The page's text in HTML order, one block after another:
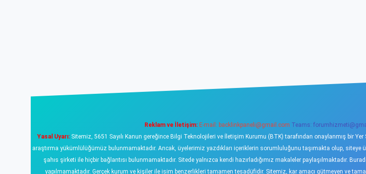
Reklam ve İletişim: E-mail: backlinkpaneli@gmail.com Teams:
Yasal Uyarı:Sitemiz, 5651 Sayılı Kanun gereğince Bilgi Teknolojileri ve İletişim Kurumu (BTK) tarafından onaylanmış bir
araştırma yükümlülüğümüz bulunmamaktadır. Ancak, üyelerimiz yazdıkları içeriklerin sorumluluğunu taşımakta olup,
şahıs şirketi ile hiçbir bağlantısı bulunmamaktadır. Sitede yalnızca kendi hazırladığımız makaleler paylaşılmaktadır.
yapılmamaktadır. Gerçek kurum ve kişiler ile isim benzerlikleri tamamen tesadüfidir. Sitemiz, kar amacı gütmeyen ve